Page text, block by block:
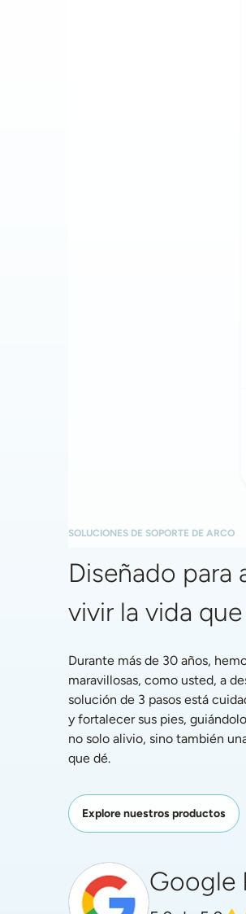
SOLUCIONES DE SOPORTE DE ARCO
Diseñado para
vivir la vida
Durante más de 30 años,
maravillosas, como usted, a
solución de 3 pasos está
y fortalecer sus pies,
no solo alivio, sino también
que dé.
Explore nuestros productos
Google